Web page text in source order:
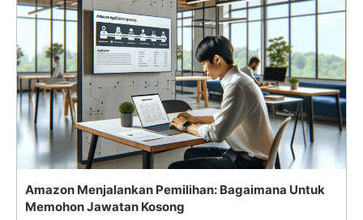
Amazon Menjalankan Pemilihan: Bagaimana Untuk
Memohon Jawatan Kosong